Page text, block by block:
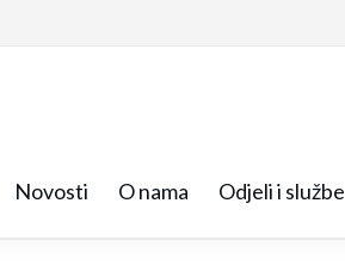
Novosti O nama Odjeli i službe